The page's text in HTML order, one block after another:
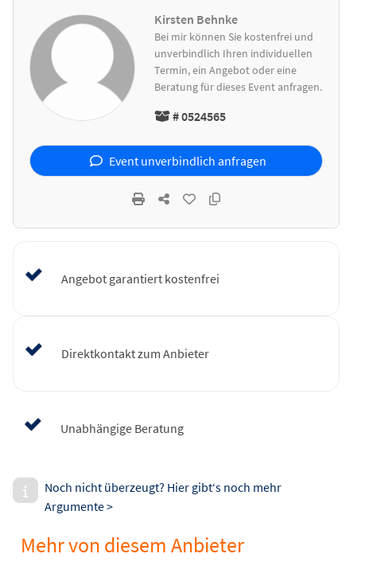
Kirsten Behnke
Bei mir können Sie kostenfrei und
unverbindlich Ihren individuellen
Termin, ein Angebot oder eine
Beratung für dieses Event anfragen.
# 0524565
Event unverbindlich anfragen
Angebot garantiert kostenfrei
Direktkontakt zum Anbieter
Unabhängige Beratung
Noch nicht überzeugt? Hier gibt‘s noch mehr
Argumente >
Mehr von diesem Anbieter